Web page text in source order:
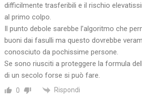
difficilmente trasferibili e il rischio
al primo colpo.
Il punto debole sarebbe l’algoritmo che
buoni dai fasulli ma questo dovrebbe
conosciuto da pochissime persone.
Se sono riusciti a proteggere la formula
di un secolo forse si può fare.
0 Rispondi